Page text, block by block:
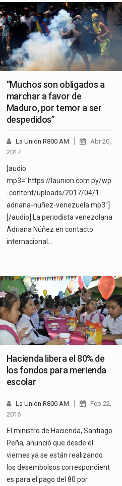
“Muchos son obligados a
marchar a favor de
Maduro, por temor a ser
despedidos”
La Unión R800 AM
Abr 20,
2017
[audio
mp3="https://launion.com.py/wp
-content/uploads/2017/04/1-
adriana-nuñez-venezuela.mp3"]
[/audio] La periodista venezolana
Adriana Núñez en contacto
internacional…
Hacienda libera el 80% de
los fondos para merienda
escolar
La Unión R800 AM
Feb 22,
2016
El ministro de Hacienda, Santiago
Peña, anunció que desde el
viernes ya se están realizando
los desembolsos correspondient
es para el pago del 80 por